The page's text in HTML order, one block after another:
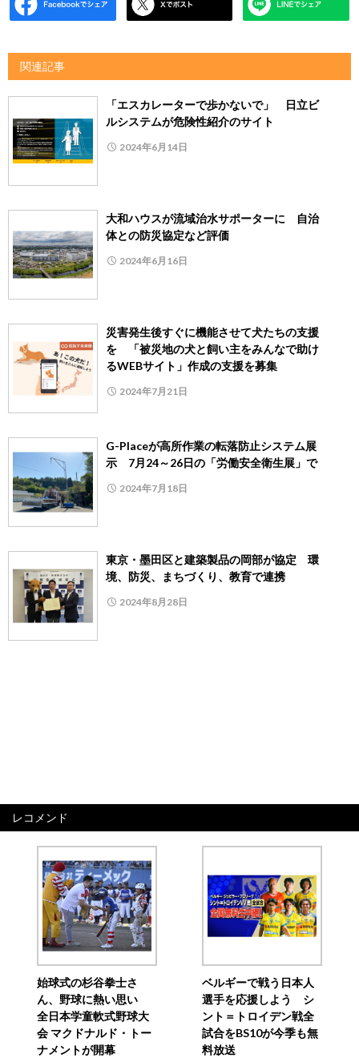
関連記事
「エスカレーターで歩かないで」 日立ビ
ルシステムが危険性紹介のサイト
2024年6月14日
大和ハウスが流域治水サポーターに 自治
体との防災協定など評価
2024年6月16日
災害発生後すぐに機能させて犬たちの支援
を 「被災地の犬と飼い主をみんなで助け
るWEBサイト」作成の支援を募集
2024年7月21日
G-Placeが高所作業の転落防止システム展
示 7月24～26日の「労働安全衛生展」で
2024年7月18日
東京・墨田区と建築製品の岡部が協定 環
境、防災、まちづくり、教育で連携
2024年8月28日
レコメンド
始球式の杉谷拳士さ
ん、野球に熱い思い
全日本学童軟式野球大
会 マクドナルド・トー
ナメントが開幕
ベルギーで戦う日本人
選手を応援しよう シ
ント＝トロイデン戦全
試合をBS10が今季も無
料放送